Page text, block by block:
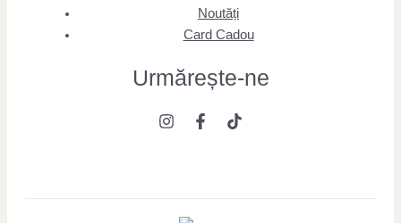
Noutăți
Card Cadou
Urmărește-ne